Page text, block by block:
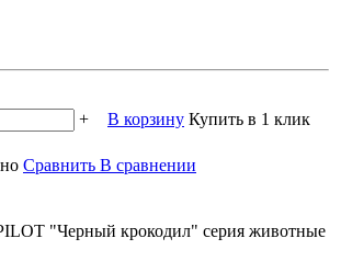
+ В корзину Купить в 1 клик
Сравнить В сравнении
"Черный крокодил" серия животные